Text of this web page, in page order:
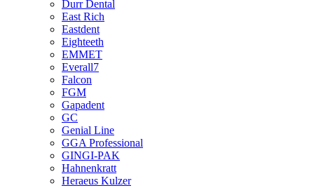
Durr Dental
East Rich
Eastdent
Eighteeth
EMMET
Everall7
Falcon
FGM
Gapadent
GC
Genial Line
GGA Professional
GINGI-PAK
Hahnenkratt
Heraeus Kulzer